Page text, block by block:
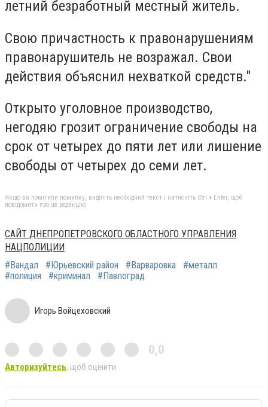
летний безработный местный житель.
Свою причастность к правонарушениям
правонарушитель не возражал. Свои
действия объяснил нехваткой средств."
Открыто уголовное производство,
негодяю грозит ограничение свободы на
срок от четырех до пяти лет или лишение
свободы от четырех до семи лет.
Якщо ви помітили помилку, виділіть необхідний текст і натисніть Ctrl + Enter, щоб
повідомити про це редакцію
САЙТ ДНЕПРОПЕТРОВСКОГО ОБЛАСТНОГО УПРАВЛЕНИЯ
НАЦПОЛИЦИИ
#Вандал
#Юрьевский район #Варваровка
#металл
#полиция
#криминал #Павлоград
Игорь Войцеховский
0,0
Авторизуйтесь, щоб оцінити